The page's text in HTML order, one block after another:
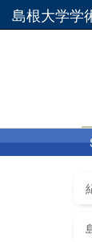
島根大学学